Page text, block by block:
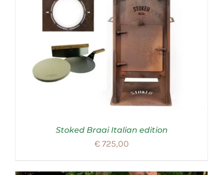
Stoked Braai Italian edition
€725,00